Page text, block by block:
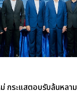
ม่ กระแสตอบรับล้นหลาม